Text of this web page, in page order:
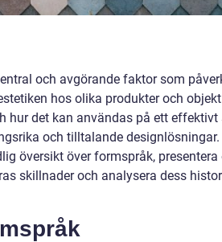
och avgörande faktor som
hos olika produkter och
hur det kan användas på ett effektivt
och tilltalande designlösningar.
översikt över formspråk, presentera
skillnader och analysera dess